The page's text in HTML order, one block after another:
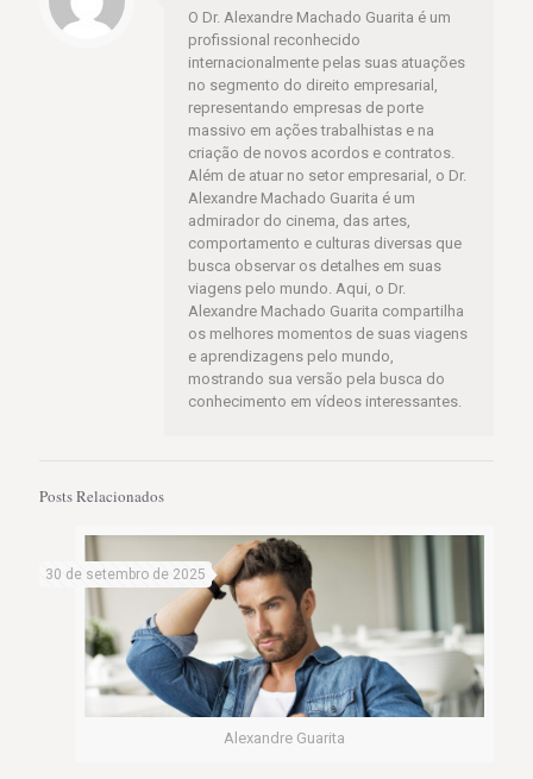
O Dr. Alexandre Machado Guarita é um
profissional reconhecido
internacionalmente pelas suas atuações
no segmento do direito empresarial,
representando empresas de porte
massivo em ações trabalhistas e na
criação de novos acordos e contratos.
Além de atuar no setor empresarial, o Dr.
Alexandre Machado Guarita é um
admirador do cinema, das artes,
comportamento e culturas diversas que
busca observar os detalhes em suas
viagens pelo mundo. Aqui, o Dr.
Alexandre Machado Guarita compartilha
os melhores momentos de suas viagens
e aprendizagens pelo mundo,
mostrando sua versão pela busca do
conhecimento em vídeos interessantes.
Posts Relacionados
Alexandre Guarita
30 de setembro de 2025